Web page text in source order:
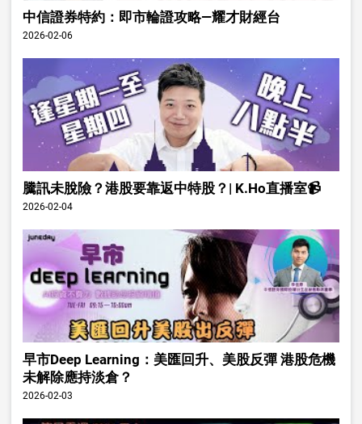
中信證券特約：即市輪證攻略—耀才財經台
2026-02-06
騰訊未脫險？港股要靠返中特股？| K.Ho直播室📹
2026-02-04
早市Deep Learning：美匯回升、美股反彈 港股危機
未解除應持淡倉？
2026-02-03